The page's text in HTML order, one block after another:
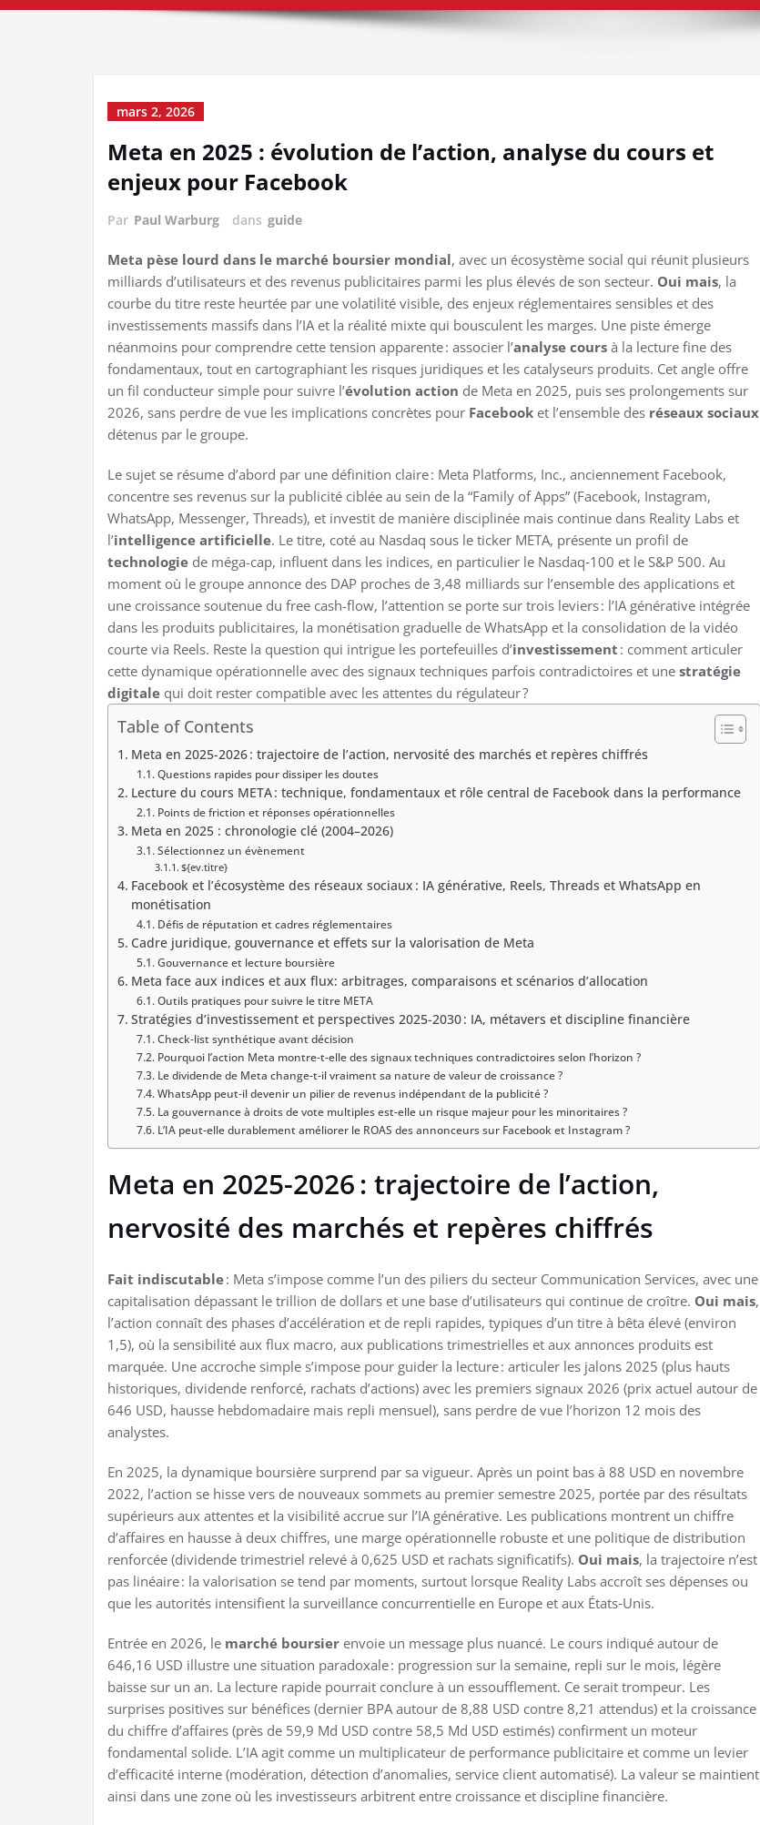
mars 2, 2026
Meta en 2025 : évolution de l’action, analyse du cours et
enjeux pour Facebook
Par Paul Warburg dans guide
Meta pèse lourd dans le marché boursier mondial, avec un écosystème social qui réunit plusieurs
milliards d’utilisateurs et des revenus publicitaires parmi les plus élevés de son secteur. Oui mais, la
courbe du titre reste heurtée par une volatilité visible, des enjeux réglementaires sensibles et des
investissements massifs dans l’IA et la réalité mixte qui bousculent les marges. Une piste émerge
néanmoins pour comprendre cette tension apparente : associer l’analyse cours à la lecture fine des
fondamentaux, tout en cartographiant les risques juridiques et les catalyseurs produits. Cet angle offre
un fil conducteur simple pour suivre l’évolution action de Meta en 2025, puis ses prolongements sur
2026, sans perdre de vue les implications concrètes pour Facebook et l’ensemble des réseaux sociaux
détenus par le groupe.
Le sujet se résume d’abord par une définition claire : Meta Platforms, Inc., anciennement Facebook,
concentre ses revenus sur la publicité ciblée au sein de la “Family of Apps” (Facebook, Instagram,
WhatsApp, Messenger, Threads), et investit de manière disciplinée mais continue dans Reality Labs et
l’intelligence artificielle. Le titre, coté au Nasdaq sous le ticker META, présente un profil de
technologie de méga-cap, influent dans les indices, en particulier le Nasdaq‑100 et le S&P 500. Au
moment où le groupe annonce des DAP proches de 3,48 milliards sur l’ensemble des applications et
une croissance soutenue du free cash-flow, l’attention se porte sur trois leviers : l’IA générative intégrée
dans les produits publicitaires, la monétisation graduelle de WhatsApp et la consolidation de la vidéo
courte via Reels. Reste la question qui intrigue les portefeuilles d’investissement : comment articuler
cette dynamique opérationnelle avec des signaux techniques parfois contradictoires et une stratégie
digitale qui doit rester compatible avec les attentes du régulateur ?
Table of Contents
Meta en 2025-2026 : trajectoire de l’action, nervosité des marchés et repères chiffrés
Questions rapides pour dissiper les doutes
Lecture du cours META : technique, fondamentaux et rôle central de Facebook dans la performance
Points de friction et réponses opérationnelles
Meta en 2025 : chronologie clé (2004–2026)
Sélectionnez un évènement
${ev.titre}
Facebook et l’écosystème des réseaux sociaux : IA générative, Reels, Threads et WhatsApp en
monétisation
Défis de réputation et cadres réglementaires
Cadre juridique, gouvernance et effets sur la valorisation de Meta
Gouvernance et lecture boursière
Meta face aux indices et aux flux: arbitrages, comparaisons et scénarios d’allocation
Outils pratiques pour suivre le titre META
Stratégies d’investissement et perspectives 2025-2030 : IA, métavers et discipline financière
Check‑list synthétique avant décision
Pourquoi l’action Meta montre-t-elle des signaux techniques contradictoires selon l’horizon ?
Le dividende de Meta change-t-il vraiment sa nature de valeur de croissance ?
WhatsApp peut-il devenir un pilier de revenus indépendant de la publicité ?
La gouvernance à droits de vote multiples est-elle un risque majeur pour les minoritaires ?
L’IA peut-elle durablement améliorer le ROAS des annonceurs sur Facebook et Instagram ?
Meta en 2025-2026 : trajectoire de l’action,
nervosité des marchés et repères chiffrés
Fait indiscutable: Meta s’impose comme l’un des piliers du secteur Communication Services, avec une
capitalisation dépassant le trillion de dollars et une base d’utilisateurs qui continue de croître. Oui mais,
l’action connaît des phases d’accélération et de repli rapides, typiques d’un titre à bêta élevé (environ
1,5), où la sensibilité aux flux macro, aux publications trimestrielles et aux annonces produits est
marquée. Une accroche simple s’impose pour guider la lecture : articuler les jalons 2025 (plus hauts
historiques, dividende renforcé, rachats d’actions) avec les premiers signaux 2026 (prix actuel autour de
646 USD, hausse hebdomadaire mais repli mensuel), sans perdre de vue l’horizon 12 mois des
analystes.
En 2025, la dynamique boursière surprend par sa vigueur. Après un point bas à 88 USD en novembre
2022, l’action se hisse vers de nouveaux sommets au premier semestre 2025, portée par des résultats
supérieurs aux attentes et la visibilité accrue sur l’IA générative. Les publications montrent un chiffre
d’affaires en hausse à deux chiffres, une marge opérationnelle robuste et une politique de distribution
renforcée (dividende trimestriel relevé à 0,625 USD et rachats significatifs). Oui mais, la trajectoire n’est
pas linéaire : la valorisation se tend par moments, surtout lorsque Reality Labs accroît ses dépenses ou
que les autorités intensifient la surveillance concurrentielle en Europe et aux États‑Unis.
Entrée en 2026, le marché boursier envoie un message plus nuancé. Le cours indiqué autour de
646,16 USD illustre une situation paradoxale : progression sur la semaine, repli sur le mois, légère
baisse sur un an. La lecture rapide pourrait conclure à un essoufflement. Ce serait trompeur. Les
surprises positives sur bénéfices (dernier BPA autour de 8,88 USD contre 8,21 attendus) et la croissance
du chiffre d’affaires (près de 59,9 Md USD contre 58,5 Md USD estimés) confirment un moteur
fondamental solide. L’IA agit comme un multiplicateur de performance publicitaire et comme un levier
d’efficacité interne (modération, détection d’anomalies, service client automatisé). La valeur se maintient
ainsi dans une zone où les investisseurs arbitrent entre croissance et discipline financière.